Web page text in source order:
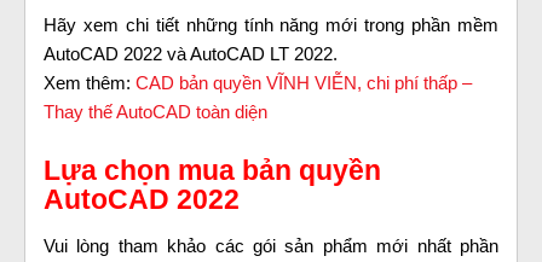
Hãy xem chi tiết những tính năng mới trong phần mềm
AutoCAD 2022 và AutoCAD LT 2022.
Xem thêm: CAD bản quyền VĨNH VIỄN, chi phí thấp –
Thay thế AutoCAD toàn diện
Lựa chọn mua bản quyền
AutoCAD 2022
Vui lòng tham khảo các gói sản phẩm mới nhất phần